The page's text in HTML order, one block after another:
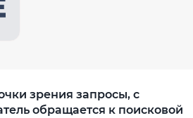
зрения запросы, с
обращается к поисковой